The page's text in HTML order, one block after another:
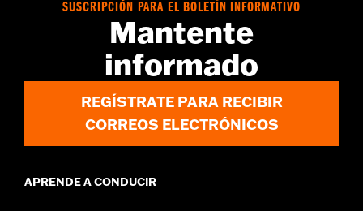
SUSCRIPCIÓN PARA EL BOLETÍN INFORMATIVO
Mantente
informado
REGÍSTRATE PARA RECIBIR
CORREOS ELECTRÓNICOS
APRENDE A CONDUCIR